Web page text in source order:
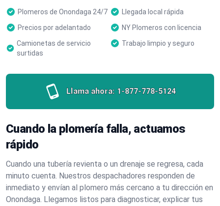
Plomeros de Onondaga 24/7
Llegada local rápida
Precios por adelantado
NY Plomeros con licencia
Camionetas de servicio
surtidas
Trabajo limpio y seguro
Llama ahora: 1-877-778-5124
Cuando la plomería falla, actuamos
rápido
Cuando una tubería revienta o un drenaje se regresa, cada
minuto cuenta. Nuestros despachadores responden de
inmediato y envían al plomero más cercano a tu dirección en
Onondaga. Llegamos listos para diagnosticar, explicar tus